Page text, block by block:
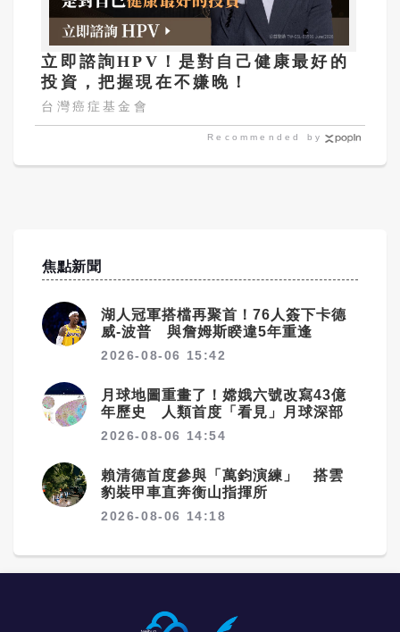
立即諮詢HPV！是對自己健康最好的
投資，把握現在不嫌晚！
台灣癌症基金會
Recommended by
焦點新聞
湖人冠軍搭檔再聚首！76人簽下卡德
威-波普 與詹姆斯睽違5年重逢
2026-08-06 15:42
月球地圖重畫了！嫦娥六號改寫43億
年歷史 人類首度「看見」月球深部
2026-08-06 14:54
賴清德首度參與「萬鈞演練」 搭雲
豹裝甲車直奔衡山指揮所
2026-08-06 14:18